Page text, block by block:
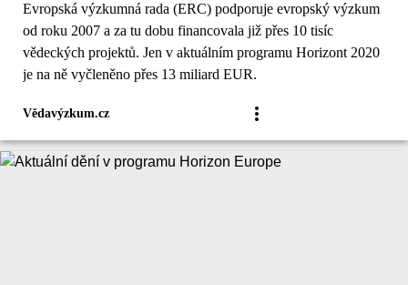
Evropská výzkumná rada (ERC) podporuje evropský výzkum
od roku 2007 a za tu dobu financovala již přes 10 tisíc
vědeckých projektů. Jen v aktuálním programu Horizont 2020
je na ně vyčleněno přes 13 miliard EUR.
Vědavýzkum.cz